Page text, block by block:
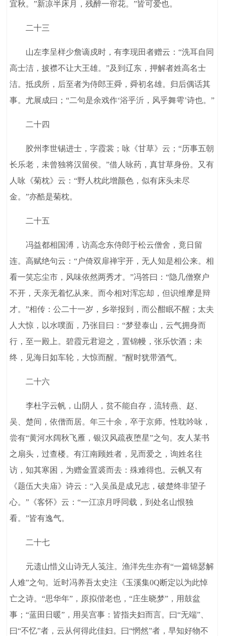
宜秋。”新凉半床月，残醉一帘花。”皆可爱也。
二十三
山左李呈样少詹谪戍时，有李现田者赠云：“洗耳自同
高士洁，披襟不让大王雄。”及到辽东，押解者姓高名士
洁。抵戍所，后至者为侍郎王舜，舜初名雄。归后偶话其
事。尤展成曰；“二句是余戏作‘浴乎沂，风乎舞雩’诗也。”
二十四
胶州李世锡进士，字霞裳；咏《甘草》云；“历事五朝
长乐老，未曾独将汉留侯。”借人咏药，真甘草身份。又有
人咏《菊枕》云：“野人枕此增颜色，似有床头未尽
金。”亦酷是菊枕。
二十五
冯益都相国溥，访高念东侍郎于松云僧舍，竟日留
连。高赋绝句云：“户倚双扉禅宇开，无人知是相公来。相
看一笑忘尘市，风味依然两秀才。”冯答曰：“隐几僧寮户
不开，天亲无着忆从来。而今相对浑忘却，但识维摩是辩
才。”相传：公二十一岁，乡举报到，而公酣眠不醒；太夫
人大惊，以水噗面，乃张目曰：“梦登泰山，云气拥身而
行，至一殿上。碧霞元君迎之，置锦幔，张乐饮酒；未
终，见海日如车轮，大惊而醒。”醒时犹带酒气。
二十六
李杜字云帆，山阴人，贫不能自存，流转燕、赵、
吴、楚间，依僧而居。年三十余，卒于京师。性耽吟咏，
尝有“黄河水阔秋飞雁，银汉风疏夜堕星”之句。友人某书
之扇头，过查楼。有江南顾姓者，见而爱之，询姓名往
访，知其寒困，为赠金置裘而去：殊难得也。云帆又有
《题伍大夫庙》诗云：“入吴虽是成兄志，破楚终非望子
心。”《客怀》云：“一江凉月呼同载，到处名山恨独
看。”皆有逸气。
二十七
元遗山惜义山诗无人笺注。渔洋先生亦有“一篇锦瑟解
人难”之句。近时冯养吾太史注《玉溪集0Q断定以为此悼
亡之诗。“思华年”，原拟偕老也，“庄生晓梦”，用鼓盆
事；“蓝田日暖”，用吴宫事：皆指夫妇而言。曰“无端”、
曰“不忆”者，云从何得此佳妇。曰“惘然”者，早知好物不